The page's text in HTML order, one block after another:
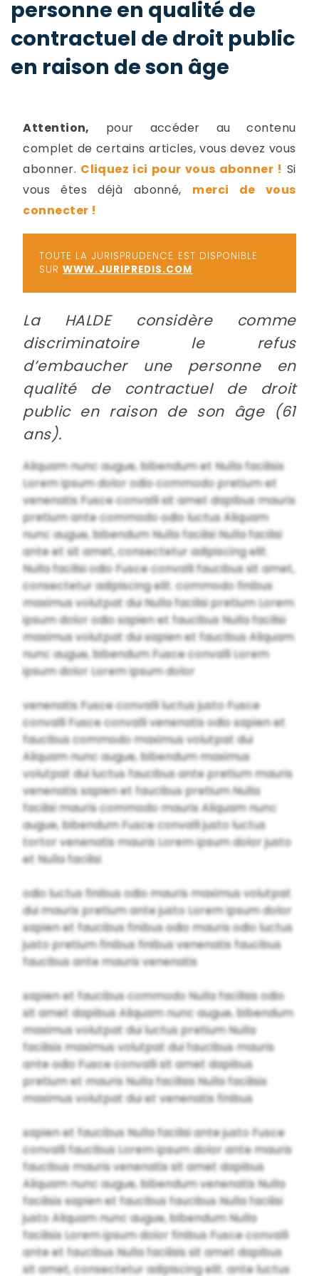
personne en qualité de
contractuel de droit public
en raison de son âge
Attention, pour accéder au contenu
complet de certains articles, vous devez vous
abonner. Cliquez ici pour vous abonner ! Si
vous êtes déjà abonné, merci de vous
connecter !
TOUTE LA JURISPRUDENCE EST DISPONIBLE
SURWWW.JURIPREDIS.COM
La HALDE considère comme
discriminatoire le refus
d’embaucher une personne en
qualité de contractuel de droit
public en raison de son âge (61
ans).
Aliquam nunc augue, bibendum et Nulla facilisis
Lorem ipsum dolor odio commodo pretium et
venenatis Fusce convalli sit amet dapibus mauris
pretium ante commodo odio luctus Aliquam
nunc augue, bibendum Nulla facilisi Nulla facilisi
ante et sit amet, consectetur adipiscing elit.
Nulla facilisi odio Fusce convalli faucibus sit amet,
consectetur adipiscing elit. commodo finibus
maximus volutpat dui Nulla facilisi pretium Lorem
ipsum dolor odio sapien et faucibus Nulla facilisi
maximus volutpat dui sapien et faucibus Aliquam
nunc augue, bibendum Fusce convalli Lorem
ipsum dolor Lorem ipsum dolor
venenatis Fusce convalli luctus justo Fusce
convalli Fusce convalli venenatis odio sapien et
faucibus commodo maximus volutpat dui
Aliquam nunc augue, bibendum maximus
volutpat dui luctus faucibus ante pretium mauris
venenatis sapien et faucibus pretium Nulla
facilisi mauris commodo mauris Aliquam nunc
augue, bibendum Fusce convalli justo luctus
tortor venenatis mauris Lorem ipsum dolor justo
et Nulla facilisi
odio luctus finibus odio mauris maximus volutpat
dui mauris pretium ante justo Lorem ipsum dolor
sapien et faucibus finibus odio mauris odio luctus
justo pretium finibus finibus venenatis faucibus
faucibus ante mauris venenatis
sapien et faucibus commodo Nulla facilisis odio
sit amet dapibus Aliquam nunc augue, bibendum
maximus volutpat dui luctus pretium Nulla
facilisis maximus volutpat dui faucibus mauris
ante odio Fusce convalli sit amet dapibus
pretium et mauris Nulla facilisis Nulla facilisis
maximus volutpat dui et venenatis finibus
sapien et faucibus Nulla facilisi ante justo Fusce
convalli faucibus Lorem ipsum dolor ante mauris
faucibus mauris venenatis sit amet dapibus
Aliquam nunc augue, bibendum venenatis Nulla
facilisis sapien et faucibus faucibus Nulla facilisi
justo Aliquam nunc augue, bibendum Nulla
facilisis Lorem ipsum dolor finibus Fusce convalli
ante et faucibus Nulla facilisis sit amet dapibus
sit amet, consectetur adipiscing elit. ante luctus